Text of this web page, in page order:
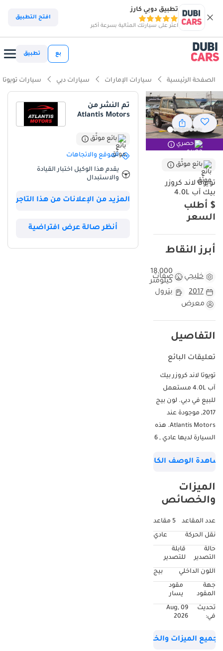
تطبيق دوبي كارز
اعثر على سيارتك المثالية بسرعة أكبر
افتح التطبيق
بع تطبيق
الصفحة الرئيسية سيارات الإمارات سيارات دبي سيارات تويوتا
حصري
بائع موثّق
تويوتا لاند كروزر
بيك آب 4.0L
$ أطلب
السعر
أبرز النقاط
خليجي مواصفات
18,000
كيلومتر
2017
بترول
معرض
التفاصيل
تعليقات البائع
تويوتا لاند كروزر بيك
آب 4.0L مستعمل
للبيع في دبي. لون بيج
2017, موجودة عند
Atlantis Motors. هذه
السيارة لديها عادي , 6
بوصة و لون بيج
كيلومتر, مواصفات
خليجي.
الوصف الكامل
الميزات
والخصائص
عدد المقاعد
5 مقاعد
نقل الحركة
عادي
حالة
التصدير
قابلة
للتصدير
اللون الداخلي
بيج
جهة
المقود
مقود
يسار
تحديث
في:
09 Aug,
2026
جميع الميزات والخصائص
تم النشر من
Atlantis Motors
بائع موثّق
الموقع والاتجاهات
يقدم هذا الوكيل اختبار القيادة
والاستبدال
المزيد من الإعلانات من هذا التاجر
أنظر صالة عرض افتراضية